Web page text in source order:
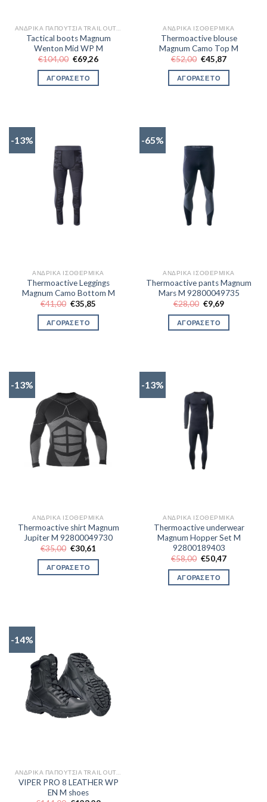
ΑΝΔΡΙΚΆ ΠΑΠΟΎΤΣΙΑ TRAIL OUTDOR
Tactical boots Magnum
Wenton Mid WP M
€104,00 Original
price
was:
€104,00.
€69,26Η
ΑΓΟΡΑΣΕ ΤΟ
ΑΝΔΡΙΚΆ ΙΣΟΘΕΡΜΙΚΆ
Thermoactive blouse
Magnum Camo Top M
€52,00 Original
price
was:
€52,00.
€45,87Η
τιμή
ΑΓΟΡΑΣΕ ΤΟ
-13%
ΑΝΔΡΙΚΆ ΙΣΟΘΕΡΜΙΚΆ
Thermoactive Leggings
Magnum Camo Bottom M
€41,00 Original
price
was:
€41,00.
€35,85
τιμή
ΑΓΟΡΑΣΕ ΤΟ
-65%
ΑΝΔΡΙΚΆ ΙΣΟΘΕΡΜΙΚΆ
Thermoactive pants Magnum
Mars M 92800049735
€28,00 Original
price
was:
€28,00.
€9,69Η
τιμή
ΑΓΟΡΑΣΕ ΤΟ
-13%
ΑΝΔΡΙΚΆ ΙΣΟΘΕΡΜΙΚΆ
Thermoactive shirt Magnum
Jupiter M 92800049730
€35,00 Original
price
was:
€35,00.
€30,61
τιμή
ΑΓΟΡΑΣΕ ΤΟ
-13%
ΑΝΔΡΙΚΆ ΙΣΟΘΕΡΜΙΚΆ
Thermoactive underwear
Magnum Hopper Set M
92800189403
€58,00 Original
price
was:
€58,00.
€50,47Η
τιμή
ΑΓΟΡΑΣΕ ΤΟ
-14%
ΑΝΔΡΙΚΆ ΠΑΠΟΎΤΣΙΑ TRAIL OUTDOR
VIPER PRO 8 LEATHER WP
EN M shoes